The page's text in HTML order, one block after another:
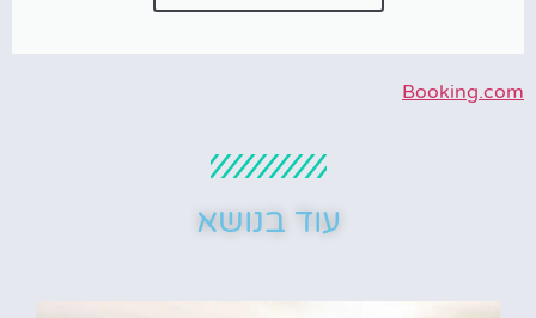
Booking.com
עוד בנושא